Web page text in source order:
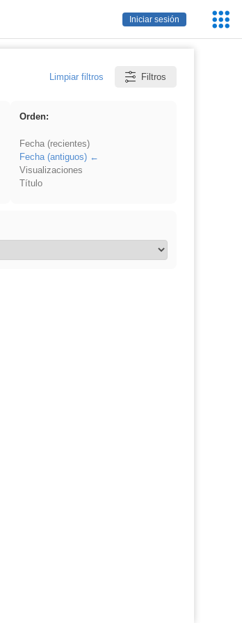
Iniciar sesión
Limpiar filtros Filtros
Orden:
Fecha (recientes)
Fecha (antiguos)
Visualizaciones
Título